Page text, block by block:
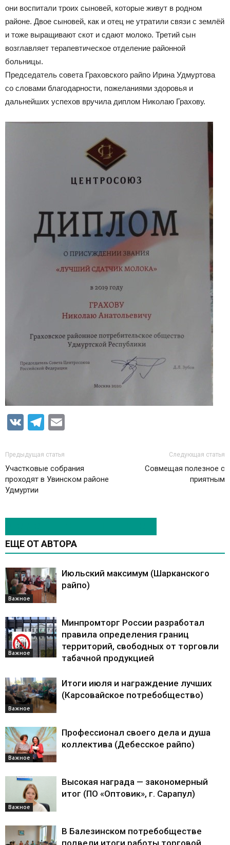
они воспитали троих сыновей, которые живут в родном
районе. Двое сыновей, как и отец не утратили связи с землёй
и тоже выращивают скот и сдают молоко. Третий сын
возглавляет терапевтическое отделение районной
больницы.
Председатель совета Граховского райпо Ирина Удмуртова
со словами благодарности, пожеланиями здоровья и
дальнейших успехов вручила диплом Николаю Грахову.
VK Telegram
Предыдущая статья
Участковые собрания
проходят в Увинском районе
Удмуртии
Следующая статья
Совмещая полезное с
приятным
ЕЩЕ ОТ АВТОРА
Важное
Июльский максимум (Шарканского
райпо)
Важное
Минпромторг России разработал
правила определения границ
территорий, свободных от торговли
табачной продукцией
Важное
Итоги июля и награждение лучших
(Карсовайское потребобщество)
Важное
Профессионал своего дела и душа
коллектива (Дебесское райпо)
Важное
Высокая награда — закономерный
итог (ПО «Оптовик», г. Сарапул)
В Балезинском потребобществе